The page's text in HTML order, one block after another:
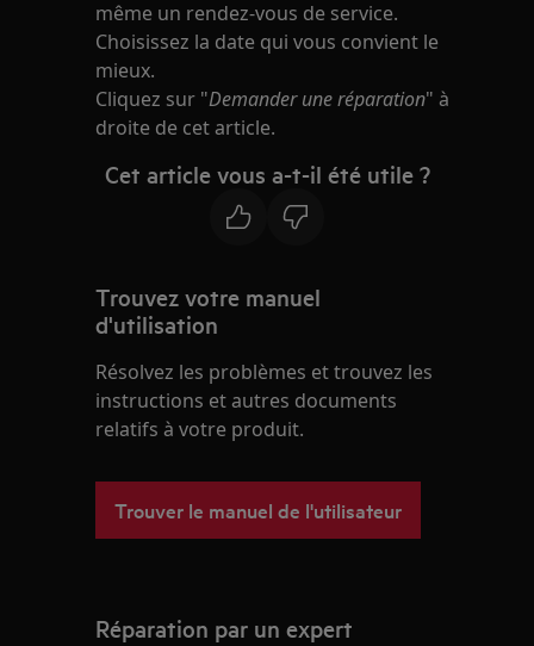
même un rendez-vous de service.
Choisissez la date qui vous convient le
mieux.
Cliquez sur "Demander une réparation" à
droite de cet article.
Cet article vous a-t-il été utile ?
Trouvez votre manuel
d'utilisation
Résolvez les problèmes et trouvez les
instructions et autres documents
relatifs à votre produit.
Trouver le manuel de l'utilisateur
Réparation par un expert